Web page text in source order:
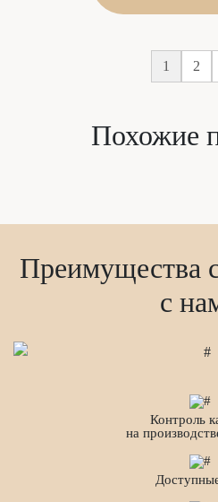
1 2
Похожие
Преимущества
с
Контроль
на